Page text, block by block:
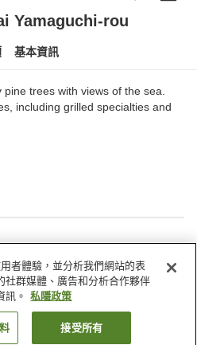
Yamaguchi-rou
基本資訊
trees with views of the sea.
including grilled specialties and
桑拿
餐廳
找客房
者體驗，並分析我們網站的表
社群媒體、廣告和分析合作夥伴
訊。
私隱政策
接受所有